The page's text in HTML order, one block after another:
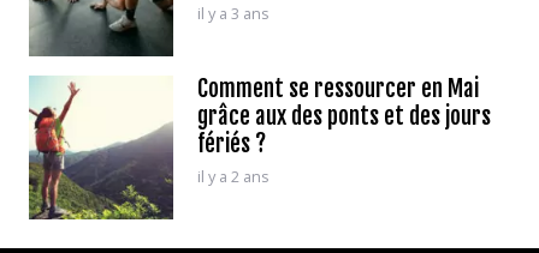
il y a 3 ans
Comment se ressourcer en Mai
grâce aux des ponts et des jours
fériés ?
il y a 2 ans